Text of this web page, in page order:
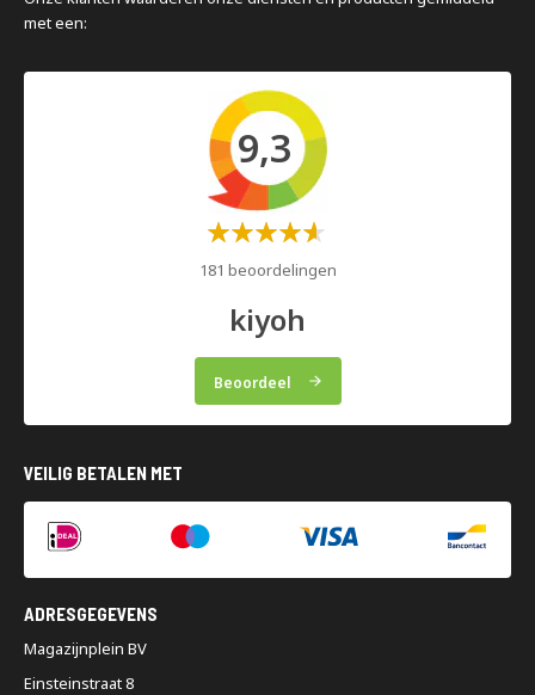
met een:
9,3
Waardering:
181 beoordelingen
kiyoh
Beoordeel
VEILIG BETALEN MET
ADRESGEGEVENS
Magazijnplein BV
Einsteinstraat 8